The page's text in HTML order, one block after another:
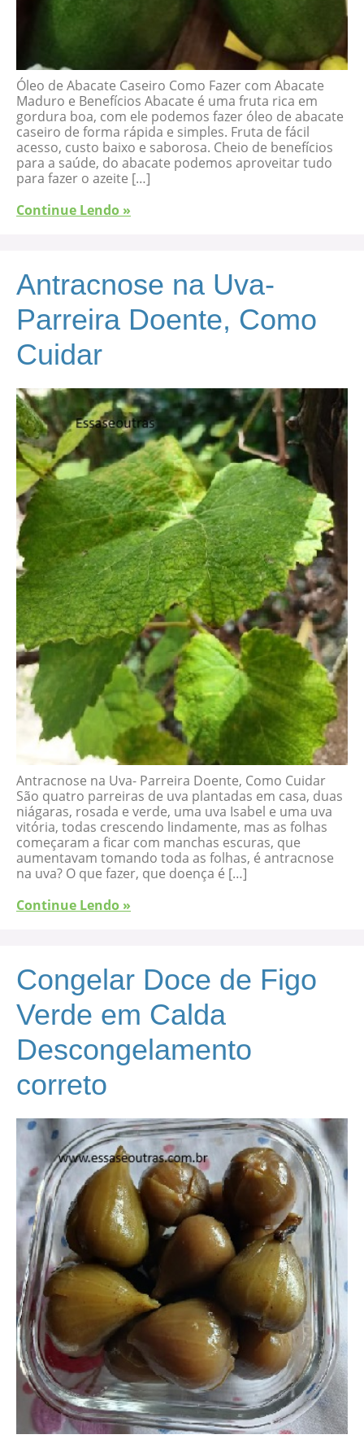
Óleo de Abacate Caseiro Como Fazer com Abacate
Maduro e Benefícios Abacate é uma fruta rica em
gordura boa, com ele podemos fazer óleo de abacate
caseiro de forma rápida e simples. Fruta de fácil
acesso, custo baixo e saborosa. Cheio de benefícios
para a saúde, do abacate podemos aproveitar tudo
para fazer o azeite […]
Continue Lendo »
Antracnose na Uva-
Parreira Doente, Como
Cuidar
Antracnose na Uva- Parreira Doente, Como Cuidar
São quatro parreiras de uva plantadas em casa, duas
niágaras, rosada e verde, uma uva Isabel e uma uva
vitória, todas crescendo lindamente, mas as folhas
começaram a ficar com manchas escuras, que
aumentavam tomando toda as folhas, é antracnose
na uva? O que fazer, que doença é […]
Continue Lendo »
Congelar Doce de Figo
Verde em Calda
Descongelamento
correto